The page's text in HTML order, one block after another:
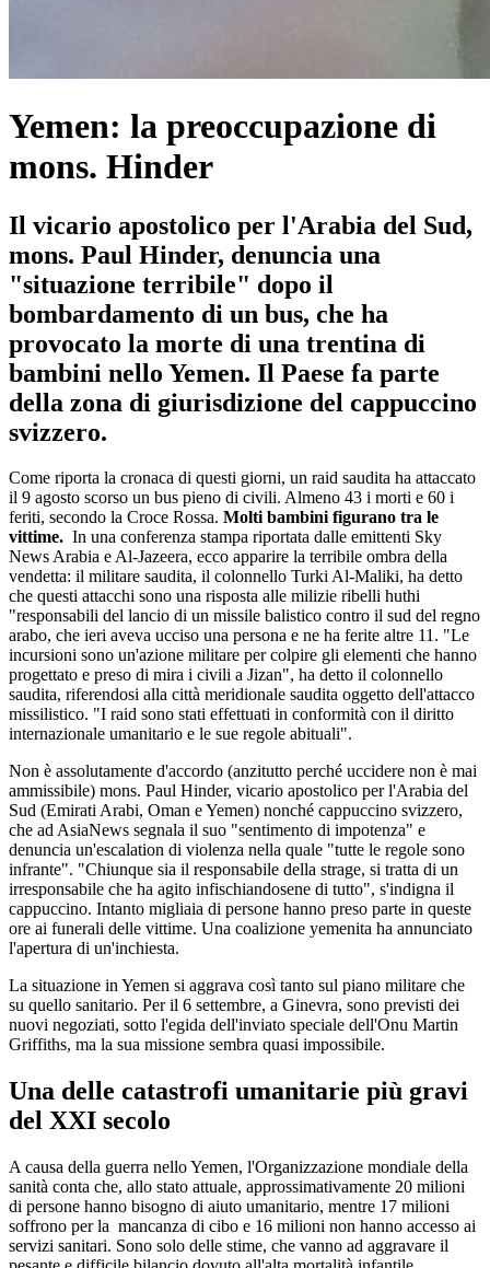
Yemen: la preoccupazione di
mons. Hinder
Il vicario apostolico per l'Arabia del Sud,
mons. Paul Hinder, denuncia una
"situazione terribile" dopo il
bombardamento di un bus, che ha
provocato la morte di una trentina di
bambini nello Yemen. Il Paese fa parte
della zona di giurisdizione del cappuccino
svizzero.
Come riporta la cronaca di questi giorni, un raid saudita ha attaccato
il 9 agosto scorso un bus pieno di civili. Almeno 43 i morti e 60 i
feriti, secondo la Croce Rossa. Molti bambini figurano tra le
vittime. In una conferenza stampa riportata dalle emittenti Sky
News Arabia e Al-Jazeera, ecco apparire la terribile ombra della
vendetta: il militare saudita, il colonnello Turki Al-Maliki, ha detto
che questi attacchi sono una risposta alle milizie ribelli huthi
"responsabili del lancio di un missile balistico contro il sud del regno
arabo, che ieri aveva ucciso una persona e ne ha ferite altre 11. "Le
incursioni sono un'azione militare per colpire gli elementi che hanno
progettato e preso di mira i civili a Jizan", ha detto il colonnello
saudita, riferendosi alla città meridionale saudita oggetto dell'attacco
missilistico. "I raid sono stati effettuati in conformità con il diritto
internazionale umanitario e le sue regole abituali".
Non è assolutamente d'accordo (anzitutto perché uccidere non è mai
ammissibile) mons. Paul Hinder, vicario apostolico per l'Arabia del
Sud (Emirati Arabi, Oman e Yemen) nonché cappuccino svizzero,
che ad AsiaNews segnala il suo "sentimento di impotenza" e
denuncia un'escalation di violenza nella quale "tutte le regole sono
infrante". "Chiunque sia il responsabile della strage, si tratta di un
irresponsabile che ha agito infischiandosene di tutto", s'indigna il
cappuccino. Intanto migliaia di persone hanno preso parte in queste
ore ai funerali delle vittime. Una coalizione yemenita ha annunciato
l'apertura di un'inchiesta.
La situazione in Yemen si aggrava così tanto sul piano militare che
su quello sanitario. Per il 6 settembre, a Ginevra, sono previsti dei
nuovi negoziati, sotto l'egida dell'inviato speciale dell'Onu Martin
Griffiths, ma la sua missione sembra quasi impossibile.
Una delle catastrofi umanitarie più gravi
del XXI secolo
A causa della guerra nello Yemen, l'Organizzazione mondiale della
sanità conta che, allo stato attuale, approssimativamente 20 milioni
di persone hanno bisogno di aiuto umanitario, mentre 17 milioni
soffrono per la mancanza di cibo e 16 milioni non hanno accesso ai
servizi sanitari. Sono solo delle stime, che vanno ad aggravare il